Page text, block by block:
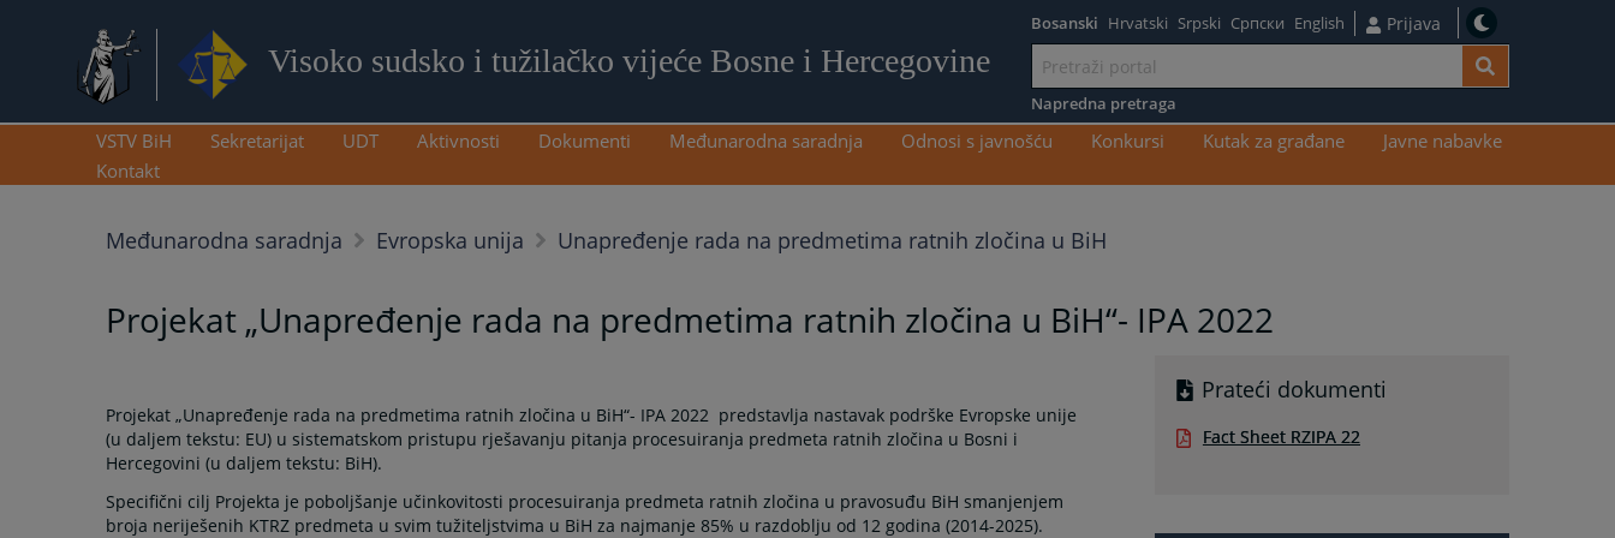
Visoko sudsko i tužilačko vijeće Bosne i Hercegovine
sadržaj
Bosanski Hrvatski Srpski Српски English Prijava
Napredna pretraga
VSTV BiH Sekretarijat UDT Aktivnosti Dokumenti Međunarodna saradnja Odnosi s javnošću Konkursi Kutak za građane
Javne nabavke
Kontakt
Međunarodna saradnja Evropska unija Unapređenje rada na predmetima ratnih zločina u BiH
Projekat „Unapređenje rada na predmetima ratnih zločina u BiH“- IPA 2022
Projekat „Unapređenje rada na predmetima ratnih zločina u BiH“- IPA 2022 predstavlja nastavak podrške Evropske unije
(u daljem tekstu: EU) u sistematskom pristupu rješavanju pitanja procesuiranja predmeta ratnih zločina u Bosni i
Hercegovini (u daljem tekstu: BiH).
Specifični cilj Projekta je poboljšanje učinkovitosti procesuiranja predmeta ratnih zločina u pravosuđu BiH smanjenjem
broja neriješenih KTRZ predmeta u svim tužiteljstvima u BiH za najmanje 85% u razdoblju od 12 godina (2014-2025).
Prateći dokumenti
Fact Sheet RZIPA 22